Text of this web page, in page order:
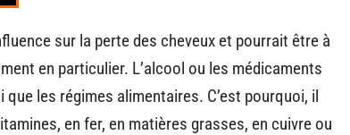
sur la perte des cheveux et pourrait être à
en particulier. L’alcool ou les médicaments
les régimes alimentaires. C’est pourquoi, il
en fer, en matières grasses, en cuivre ou